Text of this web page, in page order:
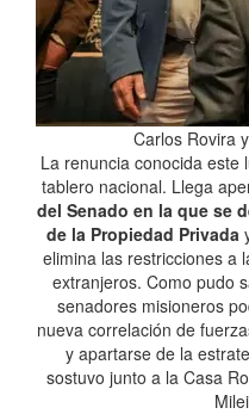
Carlos Rovira
La renuncia conocida este
tablero nacional. Llega
del Senado en la que se
de la Propiedad Privada
elimina las restricciones a
extranjeros. Como pudo
senadores misioneros
nueva correlación de
y apartarse de la
sostuvo junto a la Casa